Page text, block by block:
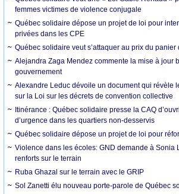
femmes victimes de violence conjugale
Québec solidaire dépose un projet de loi pour
privées dans les CPE
Québec solidaire veut s’attaquer au prix du panier
Alejandra Zaga Mendez commente la mise à jour
gouvernement
Alexandre Leduc dévoile un document qui révèle
sur la Loi sur les décrets de convention collective
Itinérance : Québec solidaire presse la CAQ
d’urgence dans les quartiers non-desservis
Québec solidaire dépose un projet de loi pour
Violence dans les écoles: GND demande à Sonia
renforts sur le terrain
Ruba Ghazal sur le terrain avec le GRIP
Sol Zanetti élu nouveau porte-parole de Québec